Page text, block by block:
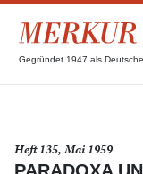
Gegründet 1947 als
Heft 135, Mai 1959